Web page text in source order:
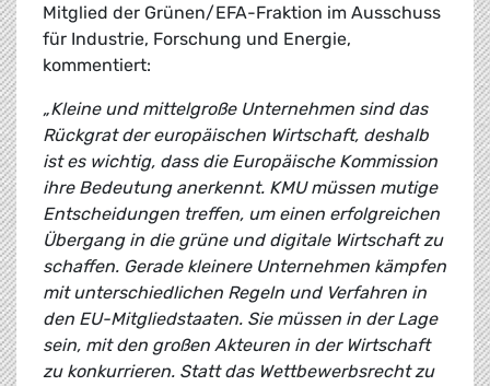
Mitglied der Grünen/EFA-Fraktion im Ausschuss
für Industrie, Forschung und Energie,
kommentiert:
„Kleine und mittelgroße Unternehmen sind das
Rückgrat der europäischen Wirtschaft, deshalb
ist es wichtig, dass die Europäische Kommission
ihre Bedeutung anerkennt. KMU müssen mutige
Entscheidungen treffen, um einen erfolgreichen
Übergang in die grüne und digitale Wirtschaft zu
schaffen. Gerade kleinere Unternehmen kämpfen
mit unterschiedlichen Regeln und Verfahren in
den EU-Mitgliedstaaten. Sie müssen in der Lage
sein, mit den großen Akteuren in der Wirtschaft
zu konkurrieren. Statt das Wettbewerbsrecht zu